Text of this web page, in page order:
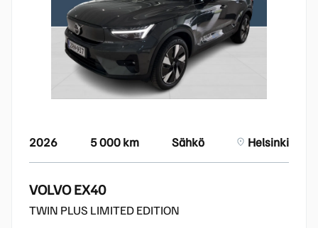
2026 5 000 km Sähkö Helsinki
VOLVO EX40
TWIN PLUS LIMITED EDITION